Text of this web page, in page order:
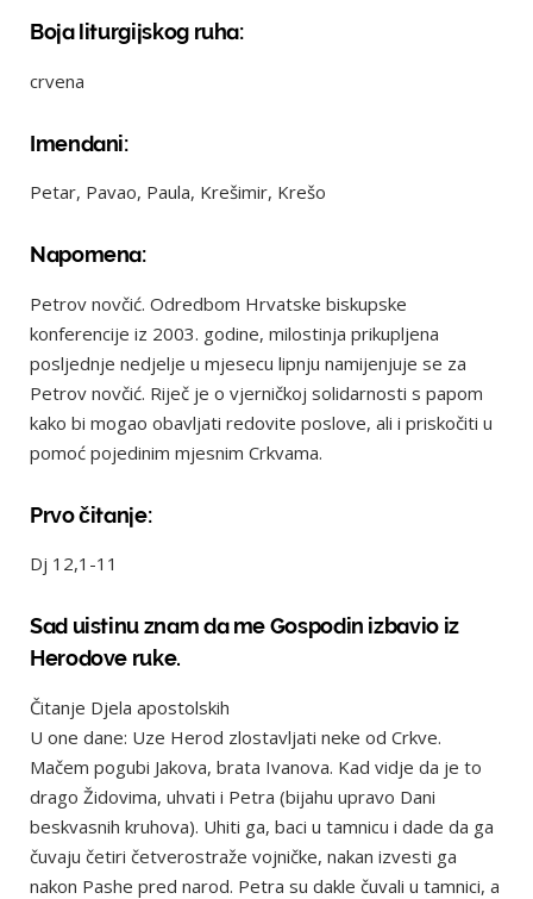
Boja liturgijskog ruha:
crvena
Imendani:
Petar, Pavao, Paula, Krešimir, Krešo
Napomena:
Petrov novčić. Odredbom Hrvatske biskupske
konferencije iz 2003. godine, milostinja prikupljena
posljednje nedjelje u mjesecu lipnju namijenjuje se za
Petrov novčić. Riječ je o vjerničkoj solidarnosti s papom
kako bi mogao obavljati redovite poslove, ali i priskočiti u
pomoć pojedinim mjesnim Crkvama.
Prvo čitanje:
Dj 12,1-11
Sad uistinu znam da me Gospodin izbavio iz
Herodove ruke.
Čitanje Djela apostolskih
U one dane: Uze Herod zlostavljati neke od Crkve.
Mačem pogubi Jakova, brata Ivanova. Kad vidje da je to
drago Židovima, uhvati i Petra (bijahu upravo Dani
beskvasnih kruhova). Uhiti ga, baci u tamnicu i dade da ga
čuvaju četiri četverostraže vojničke, nakan izvesti ga
nakon Pashe pred narod. Petra su dakle čuvali u tamnici, a